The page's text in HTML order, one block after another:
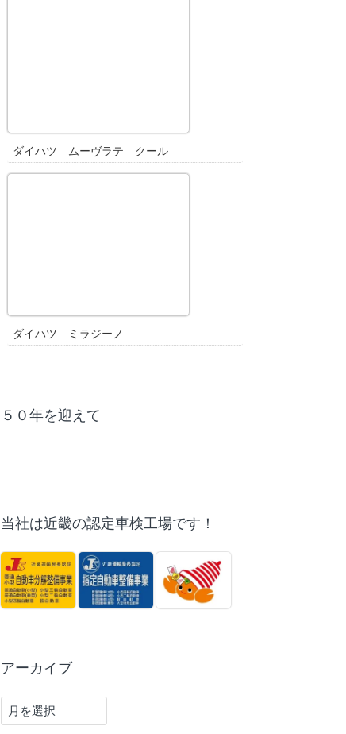
ダイハツ ムーヴラテ クール
ダイハツ ミラジーノ
５０年を迎えて
当社は近畿の認定車検工場です！
アーカイブ
ア
ー